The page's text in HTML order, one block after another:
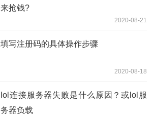
来抢钱?
2020-08-21
填写注册码的具体操作步骤
2020-08-18
lol连接服务器失败是什么原因？或lol服
务器负载